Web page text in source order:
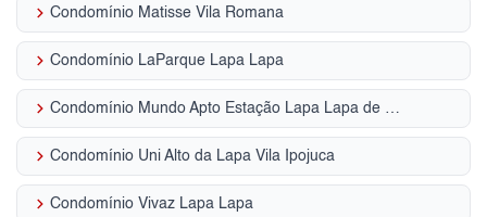
keyboard_arrow_right Condomínio Matisse Vila Romana
keyboard_arrow_right Condomínio LaParque Lapa Lapa
keyboard_arrow_right Condomínio Mundo Apto Estação Lapa Lapa de Baixo
keyboard_arrow_right Condomínio Uni Alto da Lapa Vila Ipojuca
keyboard_arrow_right Condomínio Vivaz Lapa Lapa